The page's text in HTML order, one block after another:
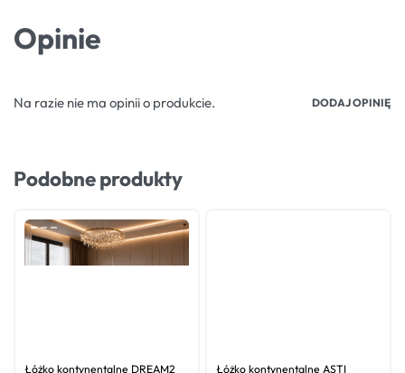
Opinie
Na razie nie ma opinii o produkcie. DODAJ OPINIĘ
Podobne produkty
Łóżko kontynentalne DREAM2 Łóżko kontynentalne ASTI